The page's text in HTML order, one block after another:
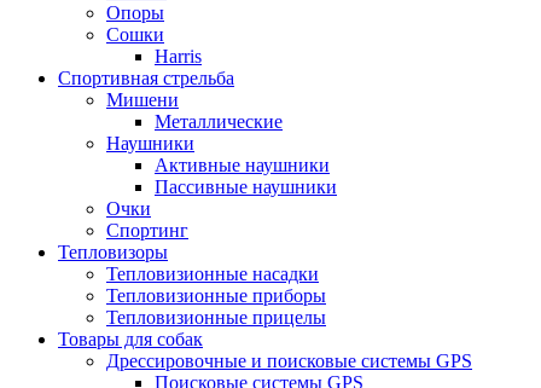
Опоры
Сошки
Harris
Спортивная стрельба
Мишени
Металлические
Наушники
Активные наушники
Пассивные наушники
Очки
Спортинг
Тепловизоры
Тепловизионные насадки
Тепловизионные приборы
Тепловизионные прицелы
Товары для собак
Дрессировочные и поисковые системы GPS
Поисковые системы GPS